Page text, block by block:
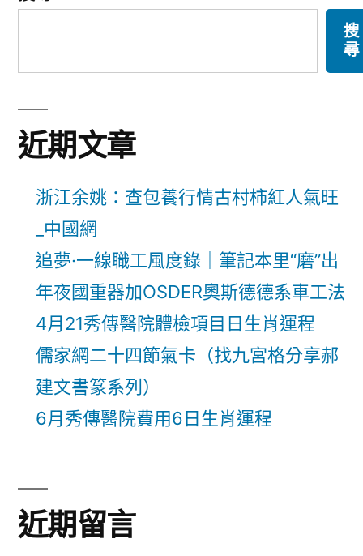
搜
尋
近期文章
浙江余姚：查包養行情古村柿紅人氣旺
_中國網
追夢·一線職工風度錄｜筆記本里“磨”出
年夜國重器加OSDER奧斯德德系車工法
4月21秀傳醫院體檢項目日生肖運程
儒家網二十四節氣卡（找九宮格分享郝
建文書篆系列）
6月秀傳醫院費用6日生肖運程
近期留言